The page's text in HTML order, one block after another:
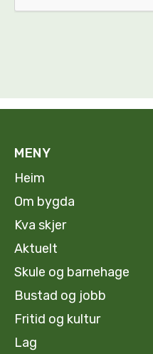
MENY
Heim
Om bygda
Kva skjer
Aktuelt
Skule og barnehage
Bustad og jobb
Fritid og kultur
Lag